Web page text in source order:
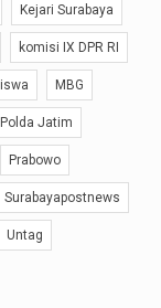
Kejari Surabaya
komisi IX DPR RI
MBG
Polda Jatim
Prabowo
Surabayapostnews
Untag